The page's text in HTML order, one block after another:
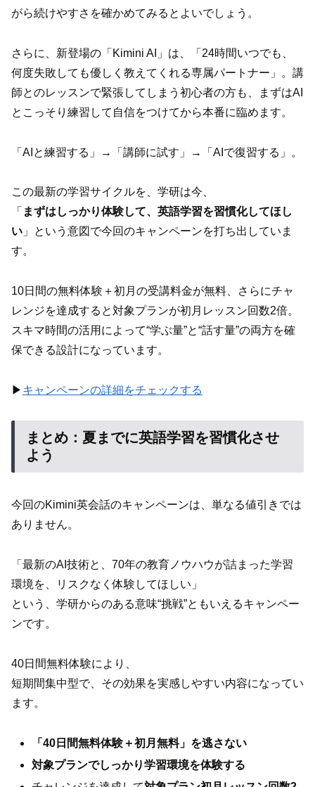
がら続けやすさを確かめてみるとよいでしょう。
さらに、新登場の「Kimini AI」は、「24時間いつでも、
何度失敗しても優しく教えてくれる専属パートナー」。講
師とのレッスンで緊張してしまう初心者の方も、まずはAI
とこっそり練習して自信をつけてから本番に臨めます。
「AIと練習する」→「講師に試す」→「AIで復習する」。
この最新の学習サイクルを、学研は今、
「 まずはしっかり体験して、英語学習を習慣化してほし
い 」という意図で今回のキャンペーンを打ち出していま
す。
10日間の無料体験＋初月の受講料金が無料、さらにチャ
レンジを達成すると対象プランが初月レッスン回数2倍。
スキマ時間の活用によって“学ぶ量”と“話す量”の両方を確
保できる設計になっています。
▶︎ キャンペーンの詳細をチェックする
まとめ：夏までに英語学習を習慣化させ
よう
今回のKimini英会話のキャンペーンは、単なる値引きでは
ありません。
「最新のAI技術と、70年の教育ノウハウが詰まった学習
環境を、リスクなく体験してほしい」
という、学研からのある意味“挑戦”ともいえるキャンペー
ンです。
40日間無料体験により、
短期間集中型で、その効果を実感しやすい内容になってい
ます。
「40日間無料体験＋初月無料」を逃さない
対象プランでしっかり学習環境を体験する